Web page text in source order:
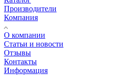
Производители
Компания
О компании
Статьи и новости
Отзывы
Контакты
Информация